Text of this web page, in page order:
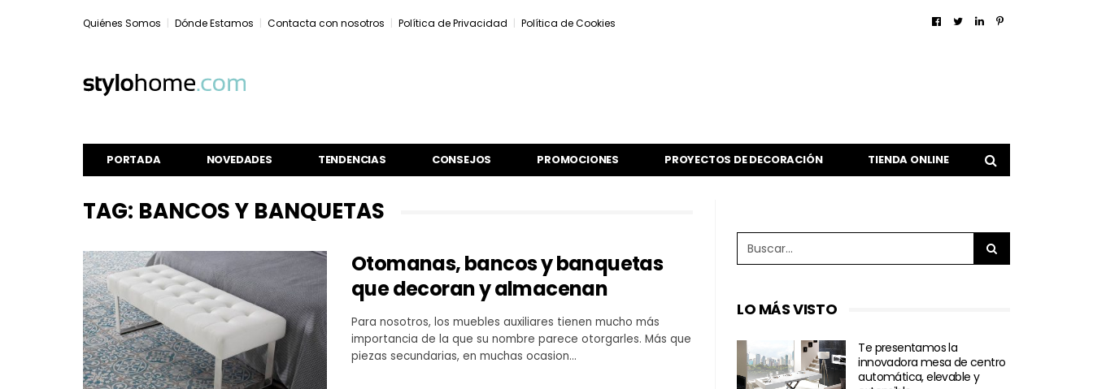
Quiénes Somos Dónde Estamos Contacta con nosotros Política de Privacidad Política de Cookies
PORTADA NOVEDADES TENDENCIAS CONSEJOS PROMOCIONES PROYECTOS DE DECORACIÓN TIENDA ONLINE
TAG: BANCOS Y BANQUETAS
Otomanas, bancos y banquetas
que decoran y almacenan
Para nosotros, los muebles auxiliares tienen mucho más
importancia de la que su nombre parece otorgarles. Más que
piezas secundarias, en muchas ocasion…
LO MÁS VISTO
Te presentamos la
innovadora mesa de centro
automática, elevable y